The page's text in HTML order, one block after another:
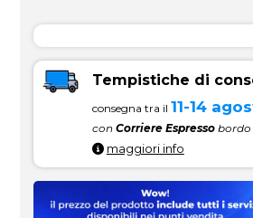
Tempistiche di
consegna tra il 11-14
con Corriere Espressobordo
maggiori info